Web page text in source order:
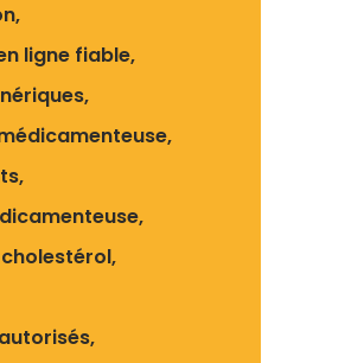
ligne fiable
cholestérol